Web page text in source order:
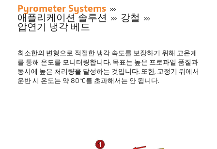
Pyrometer Systems
애플리케이션 솔루션
강철
압연기 냉각 베드
최소한의 변형으로 적절한 냉각 속도를 보장하기 위해 고온계
를 통해 온도를 모니터링합니다. 목표는 높은 프로파일 품질과
동시에 높은 처리량을 달성하는 것입니다. 또한, 교정기 뒤에서
운반 시 온도는 약 80°C를 초과해서는 안 됩니다.